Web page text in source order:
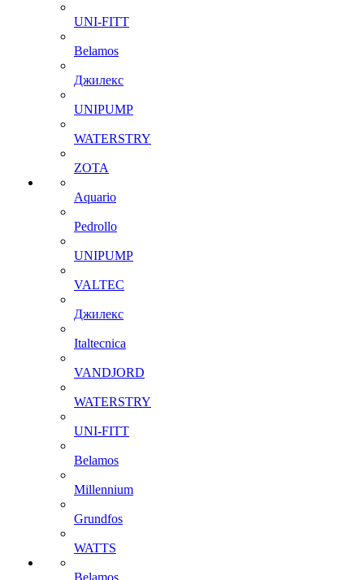
UNI-FITT
Belamos
Джилекс
UNIPUMP
WATERSTRY
ZOTA
Aquario
Pedrollo
UNIPUMP
VALTEC
Джилекс
Italtecnica
VANDJORD
WATERSTRY
UNI-FITT
Belamos
Millennium
Grundfos
WATTS
Belamos